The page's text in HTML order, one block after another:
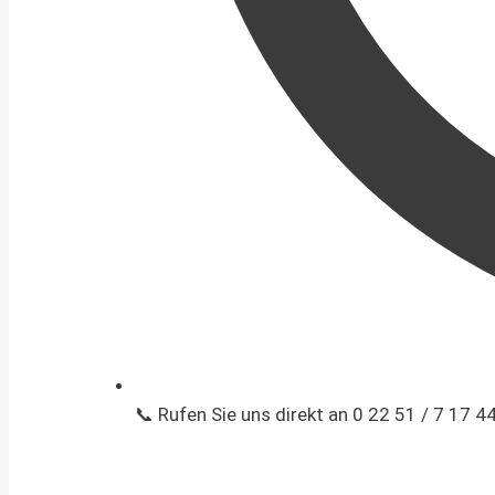
📞 Rufen Sie uns direkt an 0 22 51 / 7 17